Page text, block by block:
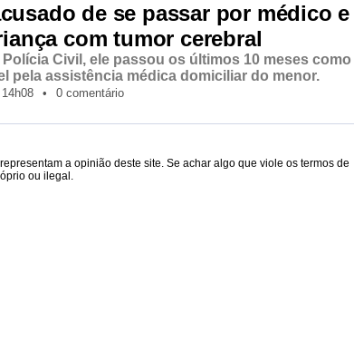
de se passar por médico e
com tumor cerebral
Civil, ele passou os últimos 10 meses como
pela assistência médica domiciliar do menor.
14h08 • 0 comentário
a opinião deste site. Se achar algo que viole os termos de
ou ilegal.